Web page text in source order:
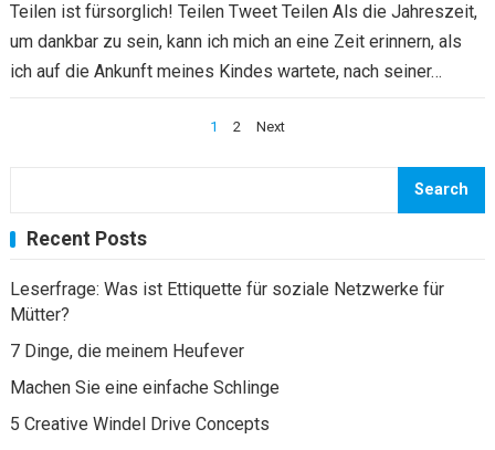
Teilen ist fürsorglich! Teilen Tweet Teilen Als die Jahreszeit,
um dankbar zu sein, kann ich mich an eine Zeit erinnern, als
ich auf die Ankunft meines Kindes wartete, nach seiner…
1 2 Next
Search
Recent Posts
Leserfrage: Was ist Ettiquette für soziale Netzwerke für
Mütter?
7 Dinge, die meinem Heufever
Machen Sie eine einfache Schlinge
5 Creative Windel Drive Concepts